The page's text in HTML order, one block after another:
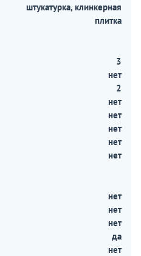
штукатурка, клинкерная
плитка
3
нет
2
нет
нет
нет
нет
нет
нет
нет
нет
да
нет